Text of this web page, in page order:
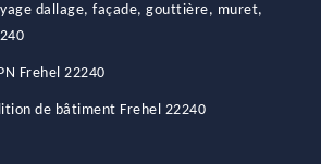
dallage, façade, gouttière, muret,
Frehel 22240
de bâtiment Frehel 22240